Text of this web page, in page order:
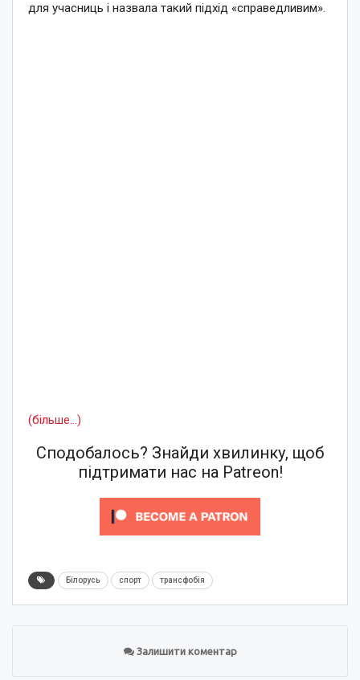
для учасниць і назвала такий підхід «справедливим».
(більше…)
Сподобалось? Знайди хвилинку, щоб
підтримати нас на Patreon!
Білорусь спорт трансфобія
Залишити коментар